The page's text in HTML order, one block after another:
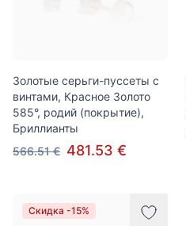
Золотые серьги-пуссеты с
винтами, Красное Золото
585°, родий (покрытие),
Бриллианты
566.51 € 481.53 €
Скидка -15%